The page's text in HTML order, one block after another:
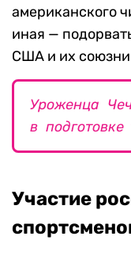
американского
иная —
США и их
Уроженца
в
Участие